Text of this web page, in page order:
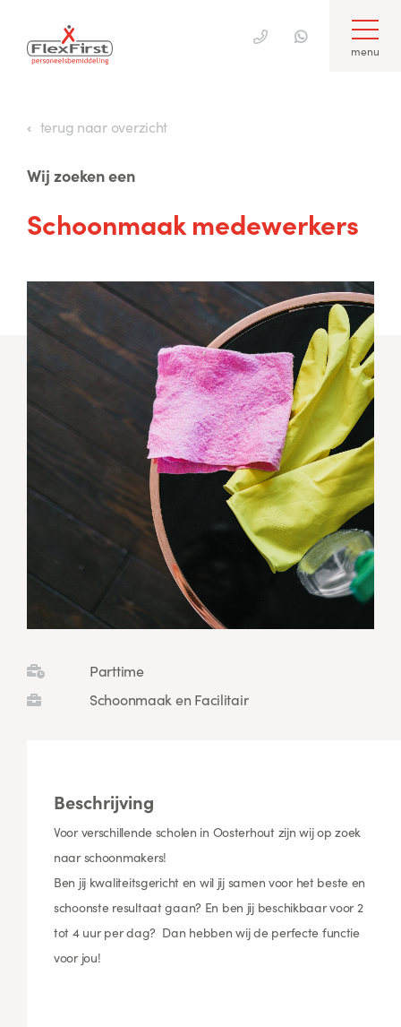
content
menu
terug naar overzicht
Wij zoeken een
Schoonmaak medewerkers
Parttime
Schoonmaak en Facilitair
Beschrijving
Voor verschillende scholen in Oosterhout zijn wij op zoek
naar schoonmakers!
Ben jij kwaliteitsgericht en wil jij samen voor het beste en
schoonste resultaat gaan? En ben jij beschikbaar voor 2
tot 4 uur per dag? Dan hebben wij de perfecte functie
voor jou!